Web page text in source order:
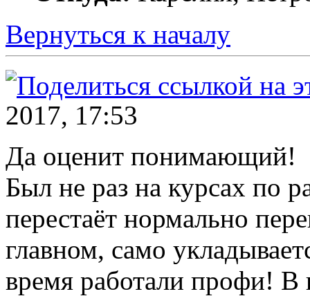
Вернуться к началу
2017, 17:53
Да оценит понимающий!
Был не раз на курсах по
перестаёт нормально
главном, само
время работали профи!